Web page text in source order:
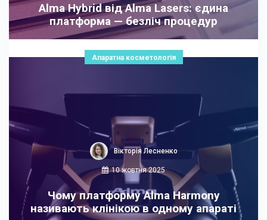
Alma Hybrid від Alma Lasers: єдина
платформа — безліч процедур
Апаратна косметологія
Вікторія Лесненко
10 жовтня 2025
Чому платформу Alma Harmony
називають клінікою в одному апараті